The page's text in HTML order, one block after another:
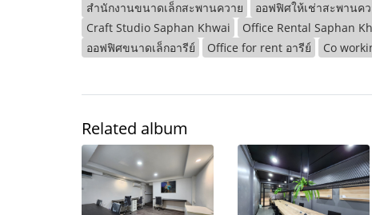
สำนักงานขนาดเล็กสะพานควาย
ออฟฟิศให้เช่าสะพานค
Craft Studio Saphan Khwai
Office Rental Saphan
ออฟฟิศขนาดเล็กอารีย์
Office for rent อารีย์ Co
Related album